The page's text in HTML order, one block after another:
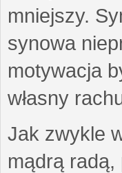
mniejszy.
synowa
motywacja
własny
Jak zwykle
mądrą